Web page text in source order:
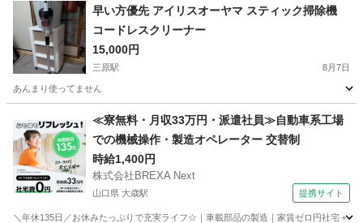
早い方優先 アイリスオーヤマ スティック掃除機
コードレスクリーナー
15,000円
三原駅 8月7日
あんまり使ってません
三原駅 生活家電
≪寮無料・月収33万円・派遣社員≫自動車系工場
での機械操作・製造オペレーター 交替制
時給1,400円
株式会社BREXA Next
山口県 大歳駅 提携サイト
＼年休135日／お休みたっぷりで充実ライフ☆｜車載部品の製造｜家賃ゼロ円社宅＋